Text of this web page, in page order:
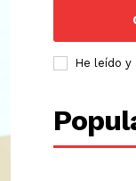
He leído y